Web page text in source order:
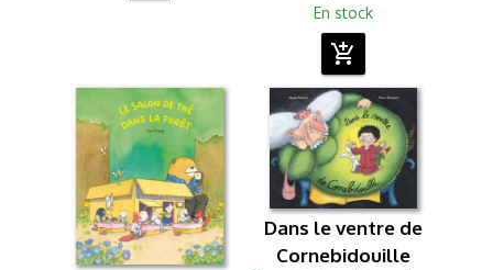
En stock
add_shopping_cart
Dans le ventre de
Cornebidouille